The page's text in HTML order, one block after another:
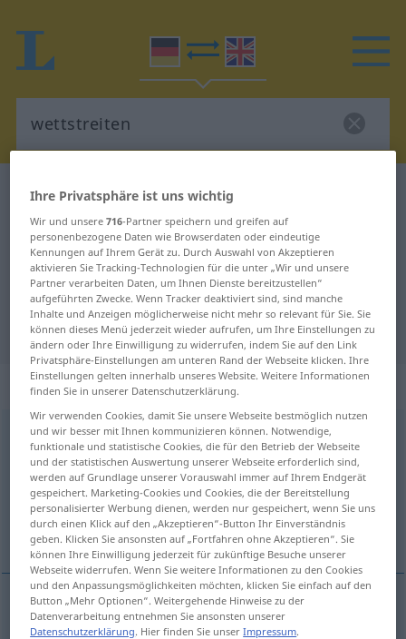
Deutsch-Englisch Wörterbuch
Deutsch-Englisch Übersetzung für
"wettstreiten"
"wettstreiten" Englisch
Übersetzung
„wettstreiten“: intransitives Verb
wettstreitenv/i <nurinf>
Übersicht aller Übersetzungen
(Für mehr Details die Übersetzung anklicken/antippen)
contest compete
contest wettstreiten im Wettkampf
Ihre Privatsphäre ist uns wichtig
Wir und unsere716-Partner speichern und greifen auf
personenbezogene Daten wie Browserdaten oder eindeutige
Kennungen auf Ihrem Gerät zu. Durch Auswahl von Akzeptieren
aktivieren Sie Tracking-Technologien für die unter „Wir und unsere
Partner verarbeiten Daten, um Ihnen Dienste bereitzustellen“
aufgeführten Zwecke. Wenn Tracker deaktiviert sind, sind manche
Inhalte und Anzeigen möglicherweise nicht mehr so relevant für Sie. Sie
können dieses Menü jederzeit wieder aufrufen, um Ihre Einstellungen zu
ändern oder Ihre Einwilligung zu widerrufen, indem Sie auf den Link
Privatsphäre-Einstellungen am unteren Rand der Webseite klicken. Ihre
Einstellungen gelten innerhalb unseres Website. Weitere Informationen
finden Sie in unserer Datenschutzerklärung.
Wir verwenden Cookies, damit Sie unsere Webseite bestmöglich nutzen
und wir besser mit Ihnen kommunizieren können. Notwendige,
funktionale und statistische Cookies, die für den Betrieb der Webseite
und der statistischen Auswertung unserer Webseite erforderlich sind,
werden auf Grundlage unserer Vorauswahl immer auf Ihrem Endgerät
gespeichert. Marketing-Cookies und Cookies, die der Bereitstellung
personalisierter Werbung dienen, werden nur gespeichert, wenn Sie uns
durch einen Klick auf den „Akzeptieren“-Button Ihr Einverständnis
geben. Klicken Sie ansonsten auf „Fortfahren ohne Akzeptieren“. Sie
können Ihre Einwilligung jederzeit für zukünftige Besuche unserer
Webseite widerrufen. Wenn Sie weitere Informationen zu den Cookies
und den Anpassungsmöglichkeiten möchten, klicken Sie einfach auf den
Button „Mehr Optionen“. Weitergehende Hinweise zu der
Datenverarbeitung entnehmen Sie ansonsten unserer
Datenschutzerklärung. Hier finden Sie unserImpressum.